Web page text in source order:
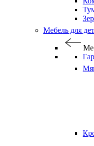
Мебель для